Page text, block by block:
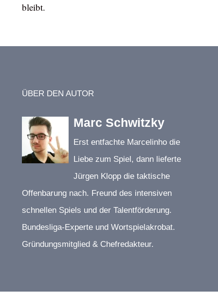
bleibt.
ÜBER DEN AUTOR
Marc Schwitzky
Erst entfachte Marcelinho die
Liebe zum Spiel, dann lieferte
Jürgen Klopp die taktische
Offenbarung nach. Freund des intensiven
schnellen Spiels und der Talentförderung.
Bundesliga-Experte und Wortspielakrobat.
Gründungsmitglied & Chefredakteur.